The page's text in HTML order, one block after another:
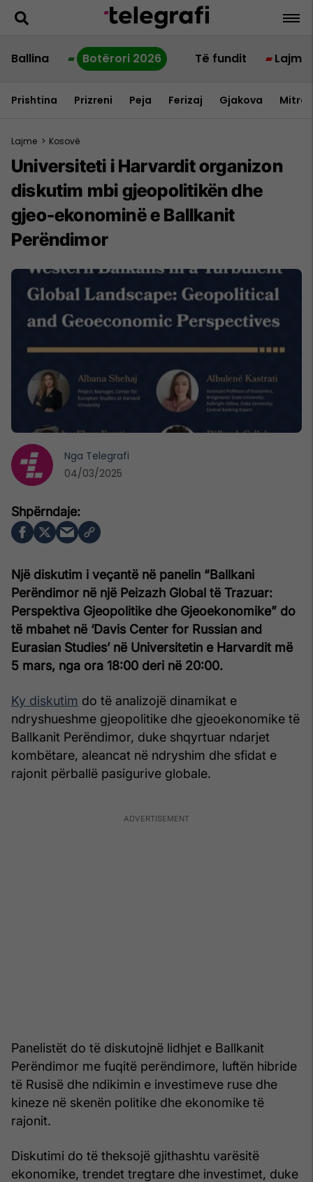
Ballina Botërori 2026 Të fundit Lajme
Prishtina Prizreni Peja Ferizaj Gjakova
Lajme > Kosovë
Universiteti i Harvardit organizon
diskutim mbi gjeopolitikën dhe
gjeo-ekonominë e Ballkanit
Perëndimor
Një diskutim i veçantë në panelin “Ballkani
Perëndimor në një Peizazh Global të Trazuar:
Perspektiva Gjeopolitike dhe Gjeoekonomike” do
të mbahet në ‘Davis Center for Russian and
Eurasian Studies’ në Universitetin e Harvardit më
5 mars, nga ora 18:00 deri në 20:00.
Ky diskutim do të analizojë dinamikat e
ndryshueshme gjeopolitike dhe gjeoekonomike të
Ballkanit Perëndimor, duke shqyrtuar ndarjet
kombëtare, aleancat në ndryshim dhe sfidat e
rajonit përballë pasigurive globale.
Panelistët do të diskutojnë lidhjet e Ballkanit
Perëndimor me fuqitë perëndimore, luftën hibride
të Rusisë dhe ndikimin e investimeve ruse dhe
kineze në skenën politike dhe ekonomike të
rajonit.
Diskutimi do të theksojë gjithashtu varësitë
ekonomike, trendet tregtare dhe investimet, duke
Nga Telegrafi
04/03/2025